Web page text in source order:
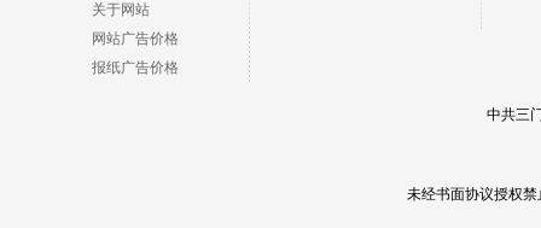
关于网站
网站广告价格
报纸广告价格
中共三
未经书面协议授权